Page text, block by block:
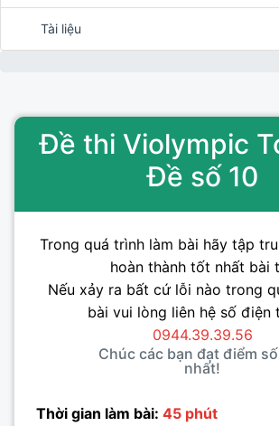
Tài liệu
Đề thi Violympic
Đề số 10
Trong quá trình làm bài hãy tập
hoàn thành tốt nhất bài
Nếu xảy ra bất cứ lỗi nào trong
bài vui lòng liên hệ số điện
0944.39.39.56
Chúc các bạn đạt điểm
nhất!
Thời gian làm bài: 45 phút